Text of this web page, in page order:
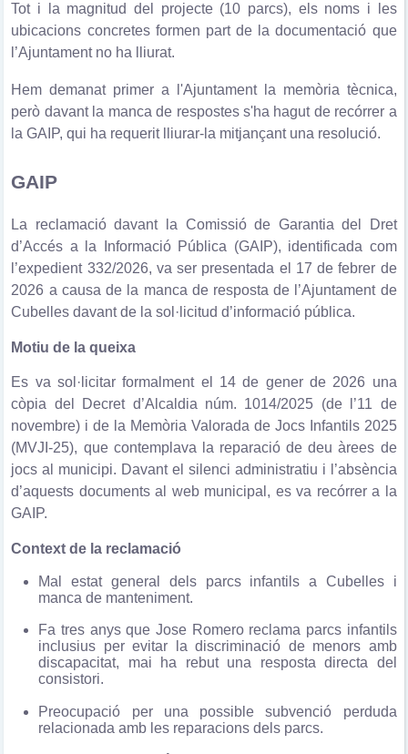
Tot i la magnitud del projecte (10 parcs), els noms i les
ubicacions concretes formen part de la documentació que
l’Ajuntament no ha lliurat.
Hem demanat primer a l'Ajuntament la memòria tècnica,
però davant la manca de respostes s'ha hagut de recórrer a
la GAIP, qui ha requerit lliurar-la mitjançant una resolució.
GAIP
La reclamació davant la Comissió de Garantia del Dret
d’Accés a la Informació Pública (GAIP), identificada com
l’expedient 332/2026, va ser presentada el 17 de febrer de
2026 a causa de la manca de resposta de l’Ajuntament de
Cubelles davant de la sol·licitud d’informació pública.
Motiu de la queixa
Es va sol·licitar formalment el 14 de gener de 2026 una
còpia del Decret d’Alcaldia núm. 1014/2025 (de l’11 de
novembre) i de la Memòria Valorada de Jocs Infantils 2025
(MVJI-25), que contemplava la reparació de deu àrees de
jocs al municipi. Davant el silenci administratiu i l’absència
d’aquests documents al web municipal, es va recórrer a la
GAIP.
Context de la reclamació
Mal estat general dels parcs infantils a Cubelles i
manca de manteniment.
Fa tres anys que Jose Romero reclama parcs infantils
inclusius per evitar la discriminació de menors amb
discapacitat, mai ha rebut una resposta directa del
consistori.
Preocupació per una possible subvenció perduda
relacionada amb les reparacions dels parcs.